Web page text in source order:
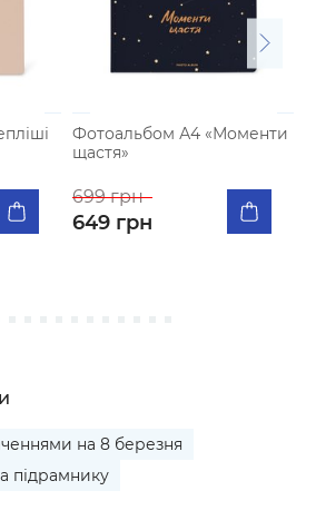
Фотоальбом А4 «Моменти
щастя»
699 грн
649 грн
на 8 березня
підрамнику